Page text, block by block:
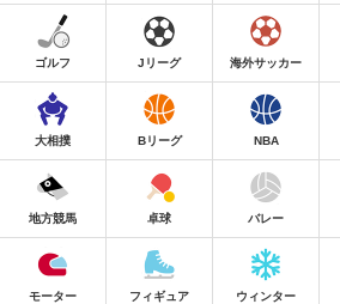
ゴルフ Jリーグ 海外サッカー
大相撲 Bリーグ NBA
地方競馬 卓球 バレー
モーター フィギュア ウィンター